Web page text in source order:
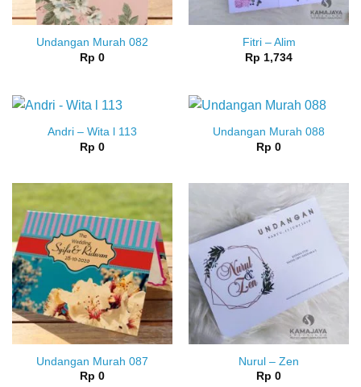
Undangan Murah 082
Rp 0
Fitri – Alim
Rp 1,734
Andri – Wita l 113
Rp 0
Undangan Murah 088
Rp 0
Undangan Murah 087
Rp 0
Nurul – Zen
Rp 0